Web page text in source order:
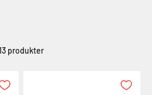
produkter